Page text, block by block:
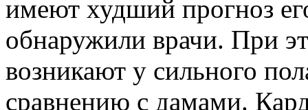
имеют худший прогноз
обнаружили врачи. При
возникают у сильного
сравнению с дамами.